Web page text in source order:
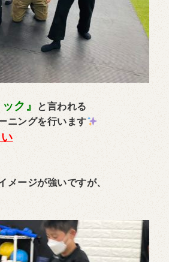
ク』 と言われる
ニングを行います
ージが強いですが、